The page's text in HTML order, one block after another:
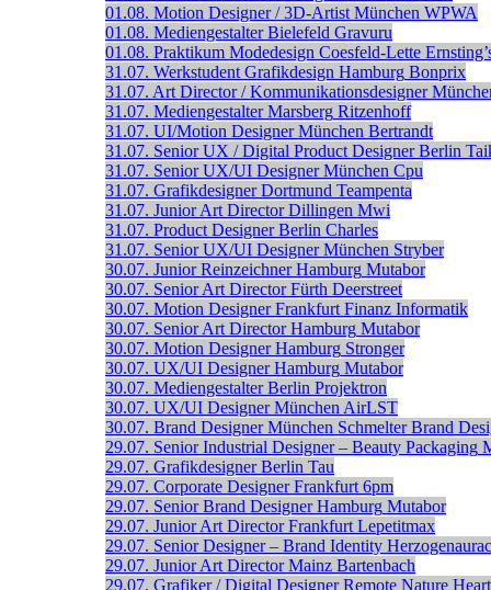
01.08. Motion Designer / 3D-Artist München WPWA
01.08. Mediengestalter Bielefeld Gravuru
01.08. Praktikum Modedesign Coesfeld-Lette
31.07. Werkstudent Grafikdesign Hamburg Bonprix
31.07. Art Director / Kommunikationsdesigner
31.07. Mediengestalter Marsberg Ritzenhoff
31.07. UI/Motion Designer München Bertrandt
31.07. Senior UX / Digital Product Designer Berlin
31.07. Senior UX/UI Designer München Cpu
31.07. Grafikdesigner Dortmund Teampenta
31.07. Junior Art Director Dillingen Mwi
31.07. Product Designer Berlin Charles
31.07. Senior UX/UI Designer München Stryber
30.07. Junior Reinzeichner Hamburg Mutabor
30.07. Senior Art Director Fürth Deerstreet
30.07. Motion Designer Frankfurt Finanz Informatik
30.07. Senior Art Director Hamburg Mutabor
30.07. Motion Designer Hamburg Stronger
30.07. UX/UI Designer Hamburg Mutabor
30.07. Mediengestalter Berlin Projektron
30.07. UX/UI Designer München AirLST
30.07. Brand Designer München Schmelter Brand
29.07. Senior Industrial Designer – Beauty Packaging
29.07. Grafikdesigner Berlin Tau
29.07. Corporate Designer Frankfurt 6pm
29.07. Senior Brand Designer Hamburg Mutabor
29.07. Junior Art Director Frankfurt Lepetitmax
29.07. Senior Designer – Brand Identity
29.07. Junior Art Director Mainz Bartenbach
29.07. Grafiker / Digital Designer Remote Nature Heart